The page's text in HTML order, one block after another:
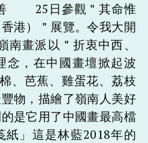
善 25日參觀＂其命惟
港）＂展覽。令我大開
南畫派以＂折衷中西、
念，在中國畫壇掀起波
、芭蕉、雞蛋花、荔枝
物，描繪了嶺南人美好
是它用了中國畫最高檔
紙」這是林藍2018年的